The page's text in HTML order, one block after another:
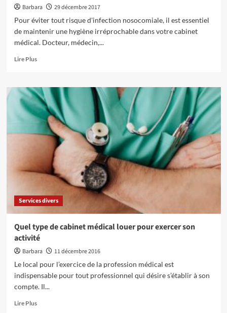
Barbara
29 décembre 2017
Pour éviter tout risque d'infection nosocomiale, il est essentiel
de maintenir une hygiène irréprochable dans votre cabinet
médical. Docteur, médecin,...
Lire PlusEn
sur
Nettoyage
de
cabinets
médicaux
:
pourquoi
intervenir
un
?
Services divers
Quel type de cabinet médical louer pour exercer son
activité
Barbara
11 décembre 2016
Le local pour l’exercice de la profession médical est
indispensable pour tout professionnel qui désire s’établir à son
compte. Il...
Lire PlusEn